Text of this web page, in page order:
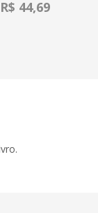
R$ 44,69